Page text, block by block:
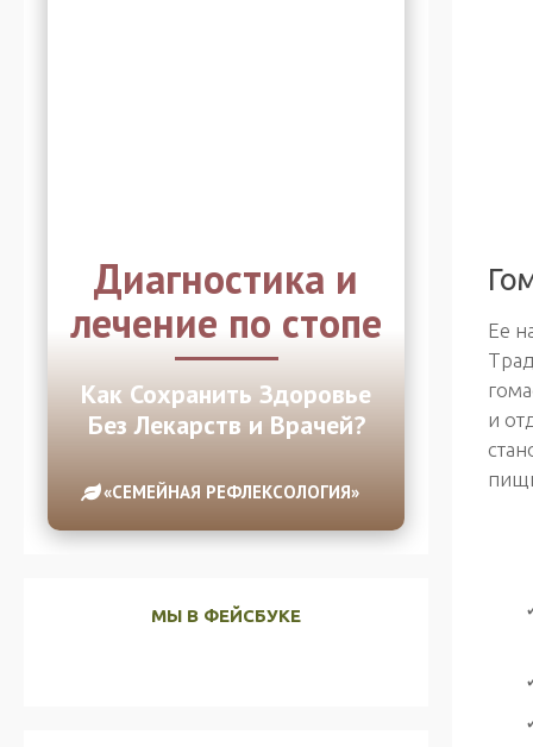
Ее
и
Диагностика и
лечение по стопе
Как Сохранить Здоровье
Без Лекарств и Врачей?
«СЕМЕЙНАЯ РЕФЛЕКСОЛОГИЯ»
МЫ В ФЕЙСБУКЕ